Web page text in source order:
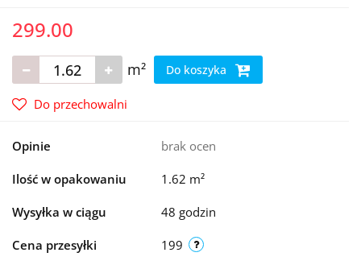
299.00
m² Do koszyka
Do przechowalni
Opinie brak ocen
Ilość w opakowaniu 1.62 m²
Wysyłka w ciągu 48 godzin
Cena przesyłki 199